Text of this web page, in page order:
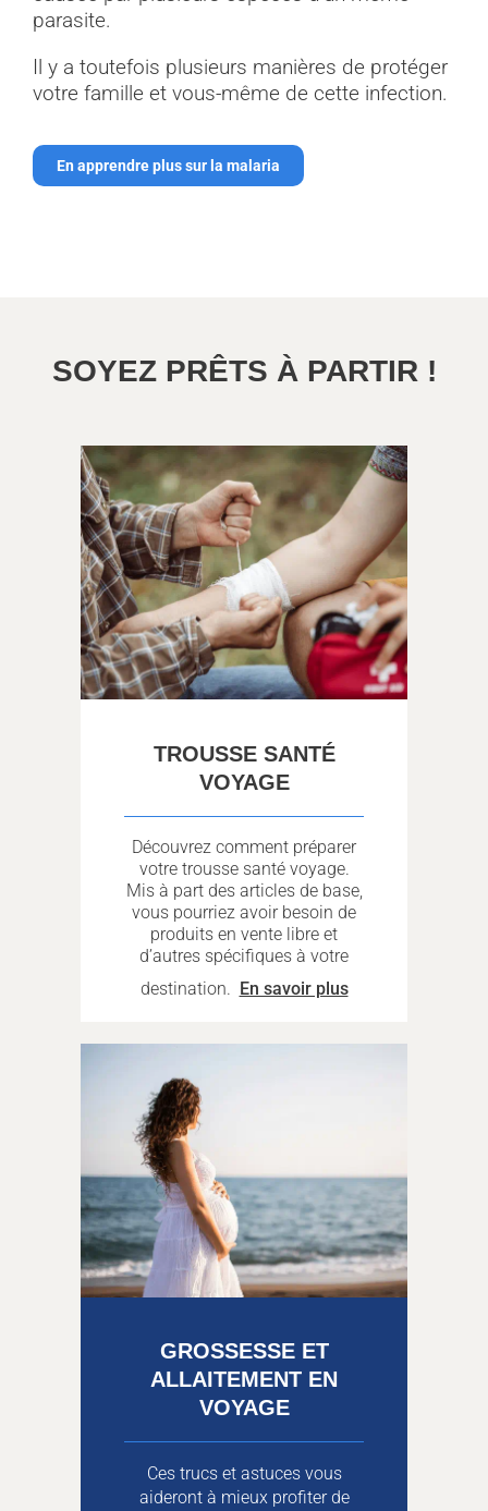
parasite.
Il y a toutefois plusieurs manières de protéger
votre famille et vous-même de cette infection.
En apprendre plus sur la malaria
SOYEZ PRÊTS À PARTIR !
TROUSSE SANTÉ
VOYAGE
Découvrez comment préparer
votre trousse santé voyage.
Mis à part des articles de base,
vous pourriez avoir besoin de
produits en vente libre et
d’autres spécifiques à votre
destination. En savoir plus
GROSSESSE ET
ALLAITEMENT EN
VOYAGE
Ces trucs et astuces vous
aideront à mieux profiter de